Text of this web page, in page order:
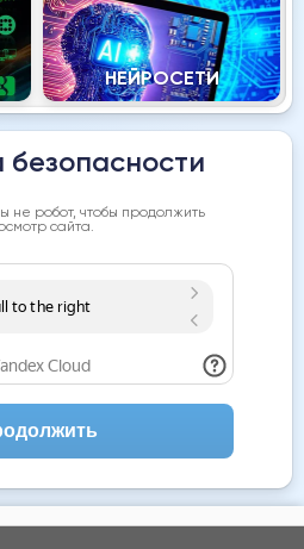
НЕЙРОСЕТИ
безопасности
не робот, чтобы продолжить
сайта.